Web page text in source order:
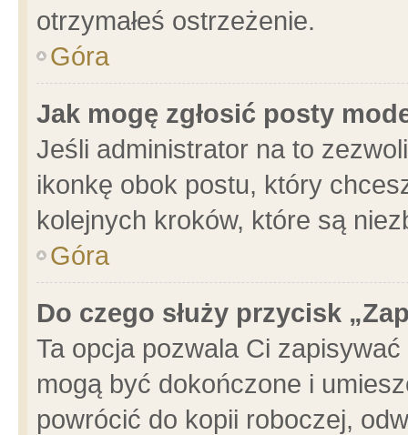
otrzymałeś ostrzeżenie.
Góra
Jak mogę zgłosić posty
Jeśli administrator na to
ikonkę obok postu, który
kolejnych kroków, które są
Góra
Do czego służy przycisk
Ta opcja pozwala Ci
mogą być dokończone i
powrócić do kopii roboczej,